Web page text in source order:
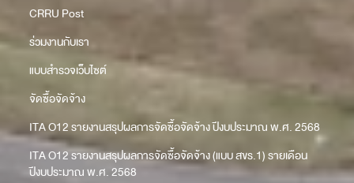
CRRU Post
ร่วมงานกับเรา
แบบสำรวจเว็บไซต์
จัดซื้อจัดจ้าง
ITA O12 รายงานสรุปผลการจัดซื้อจัดจ้าง ปีงบประมาณ พ.ศ. 2568
ITA O12 รายงานสรุปผลการจัดซื้อจัดจ้าง (แบบ สขร.1) รายเดือน
ปีงบประมาณ พ.ศ. 2568